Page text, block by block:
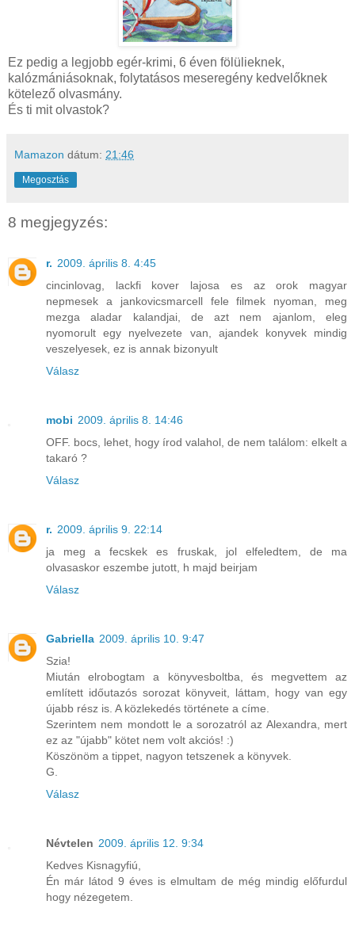
Ez pedig a legjobb egér-krimi, 6 éven fölülieknek,
kalózmániásoknak, folytatásos meseregény kedvelőknek
kötelező olvasmány.
És ti mit olvastok?
Mamazon dátum: 21:46
Megosztás
8 megjegyzés:
r. 2009. április 8. 4:45
cincinlovag, lackfi kover lajosa es az orok magyar
nepmesek a jankovicsmarcell fele filmek nyoman, meg
mezga aladar kalandjai, de azt nem ajanlom, eleg
nyomorult egy nyelvezete van, ajandek konyvek mindig
veszelyesek, ez is annak bizonyult
Válasz
mobi 2009. április 8. 14:46
OFF. bocs, lehet, hogy írod valahol, de nem találom: elkelt a
takaró ?
Válasz
r. 2009. április 9. 22:14
ja meg a fecskek es fruskak, jol elfeledtem, de ma
olvasaskor eszembe jutott, h majd beirjam
Válasz
Gabriella 2009. április 10. 9:47
Szia!
Miután elrobogtam a könyvesboltba, és megvettem az
említett időutazós sorozat könyveit, láttam, hogy van egy
újabb rész is. A közlekedés története a címe.
Szerintem nem mondott le a sorozatról az Alexandra, mert
ez az "újabb" kötet nem volt akciós! :)
Köszönöm a tippet, nagyon tetszenek a könyvek.
G.
Válasz
Névtelen 2009. április 12. 9:34
Kedves Kisnagyfiú,
Én már látod 9 éves is elmultam de még mindig előfurdul
hogy nézegetem.